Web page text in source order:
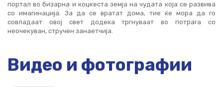
портал во бизарна и коцкеста земја на чудата која се развива
со имагинација. За да се вратат дома, тие ќе мора да го
совладаат овој свет додека тргнуваат во потрага со
неочекуван, стручен занаетчија.
Видео и фотографии